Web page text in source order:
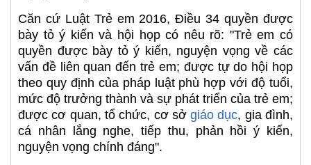
Căn cứ Luật Trẻ em 2016, Điều 34 quyền được
bày tỏ ý kiến và hội họp có nêu rõ: "Trẻ em có
quyền được bày tỏ ý kiến, nguyện vọng về các
vấn đề liên quan đến trẻ em; được tự do hội họp
theo quy định của pháp luật phù hợp với độ tuổi,
mức độ trưởng thành và sự phát triển của trẻ em;
được cơ quan, tổ chức, cơ sởgiáo dục, gia đình,
cá nhân lắng nghe, tiếp thu, phản hồi ý kiến,
nguyện vọng chính đáng".